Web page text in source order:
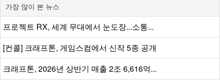
가장 많이 본 뉴스
프로젝트 RX, 세계 무대에서 눈도장...소통...
[컨콜] 크래프톤, 게임스컴에서 신작 5종 공개
크래프톤, 2026년 상반기 매출 2조 6,616억...